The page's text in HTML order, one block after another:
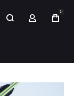
MY
0